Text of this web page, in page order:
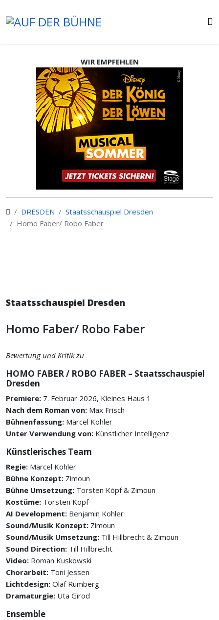
WIR EMPFEHLEN
DRESDEN
Staatsschauspiel Dresden
Homo Faber/ Robo Faber
Staatsschauspiel Dresden
Homo Faber/ Robo Faber
Bewertung und Kritik zu
HOMO FABER / ROBO FABER – Staatsschauspiel
Dresden
Premiere: 7. Februar 2026, Kleines Haus 1
Nach dem Roman von: Max Frisch
Bühnenfassung: Marcel Kohler
Unter Verwendung von: Künstlicher Intelligenz
Künstlerisches Team
Regie: Marcel Kohler
Bühne Konzept: Zimoun
Bühne Umsetzung: Torsten Köpf & Zimoun
Kostüme: Torsten Köpf
AI Development: Benjamin Kohler
Sound/Musik Konzept: Zimoun
Sound/Musik Umsetzung: Till Hillbrecht & Zimoun
Sound Direction: Till Hillbrecht
Video: Roman Kuskowski
Chorarbeit: Toni Jessen
Lichtdesign: Olaf Rumberg
Dramaturgie: Uta Girod
Ensemble